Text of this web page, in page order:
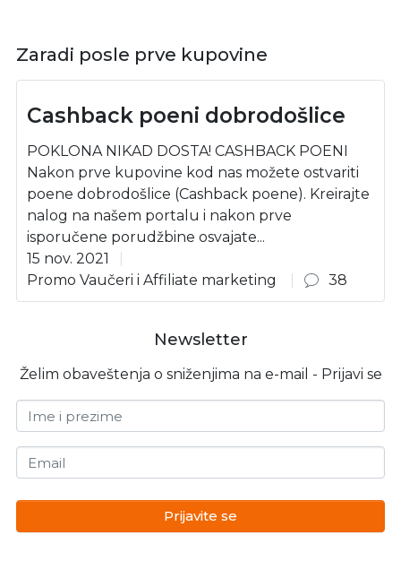
Zaradi posle prve kupovine
Cashback poeni dobrodošlice
POKLONA NIKAD DOSTA! CASHBACK POENI
Nakon prve kupovine kod nas možete ostvariti
poene dobrodošlice (Cashback poene). Kreirajte
nalog na našem portalu i nakon prve
isporučene porudžbine osvajate...
15 nov. 2021
Promo Vaučeri i Affiliate marketing
38
Newsletter
Želim obaveštenja o sniženjima na e-mail - Prijavi se
Ime i prezime
Email
Prijavite se